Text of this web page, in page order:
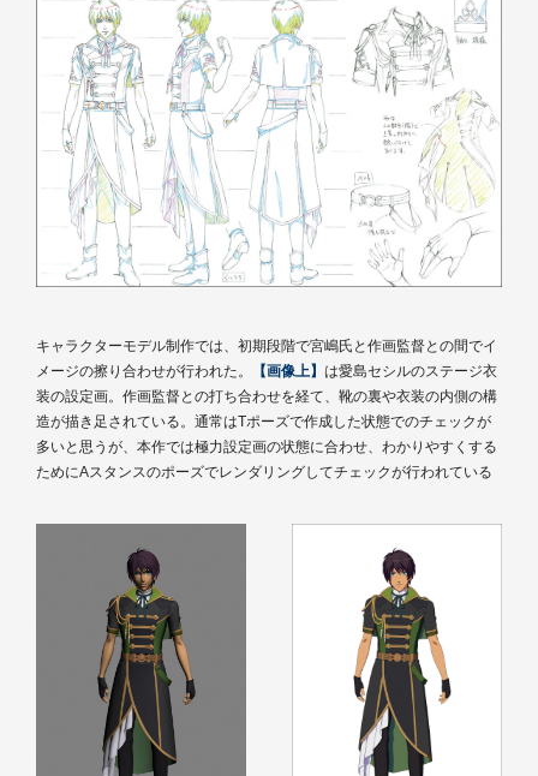
キャラクターモデル制作では、初期段階で宮嶋氏と作画監督との間でイ
メージの擦り合わせが行われた。
【画像上】 は愛島セシルのステージ衣
装の設定画。作画監督との打ち合わせを経て、靴の裏や衣装の内側の構
造が描き足されている。通常はTポーズで作成した状態でのチェックが
多いと思うが、本作では極力設定画の状態に合わせ、わかりやすくする
ためにAスタンスのポーズでレンダリングしてチェックが行われている